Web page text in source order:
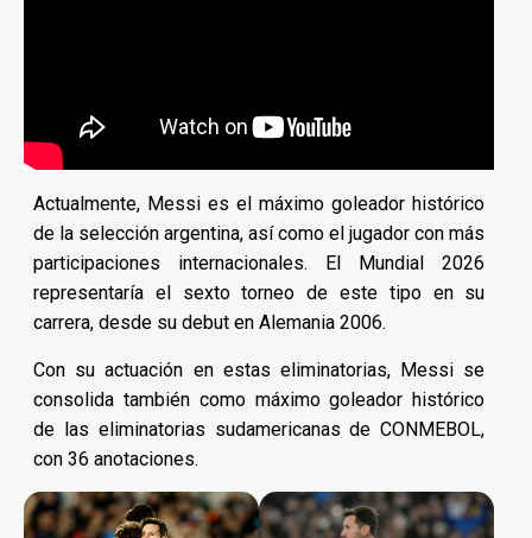
Actualmente, Messi es el máximo goleador histórico
de la selección argentina, así como el jugador con más
participaciones internacionales. El Mundial 2026
representaría el sexto torneo de este tipo en su
carrera, desde su debut en Alemania 2006.
Con su actuación en estas eliminatorias, Messi se
consolida también como máximo goleador histórico
de las eliminatorias sudamericanas de CONMEBOL,
con 36 anotaciones.